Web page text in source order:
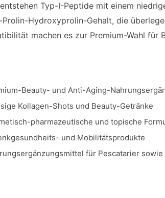
Typ-I-Peptide mit einem
Prolin-Hydroxyprolin-Gehalt, die
machen es zur Premium-Wahl
Beauty- und Anti-Aging-
Kollagen-Shots und Beauty-Getränke
pharmazeutische und topische
und Mobilitätsprodukte
für Pescatarier sowie